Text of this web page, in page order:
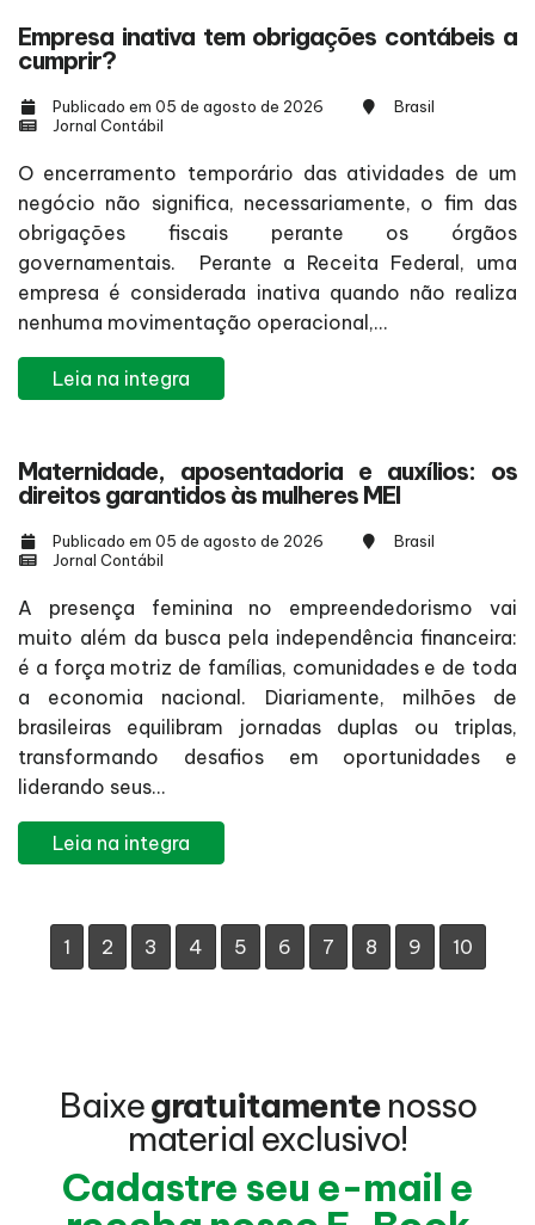
Empresa inativa tem obrigações contábeis a
cumprir?
Publicado em 05 de agosto de 2026
Brasil
Jornal Contábil
O encerramento temporário das atividades de um
negócio não significa, necessariamente, o fim das
obrigações fiscais perante os órgãos
governamentais. Perante a Receita Federal, uma
empresa é considerada inativa quando não realiza
nenhuma movimentação operacional,...
Leia na integra
Maternidade, aposentadoria e auxílios: os
direitos garantidos às mulheres MEI
Publicado em 05 de agosto de 2026
Brasil
Jornal Contábil
A presença feminina no empreendedorismo vai
muito além da busca pela independência financeira:
é a força motriz de famílias, comunidades e de toda
a economia nacional. Diariamente, milhões de
brasileiras equilibram jornadas duplas ou triplas,
transformando desafios em oportunidades e
liderando seus...
Leia na integra
1 2 3 4 5 6 7 8 9 10
Baixegratuitamente nosso
material exclusivo!
Cadastre seu e-mail e